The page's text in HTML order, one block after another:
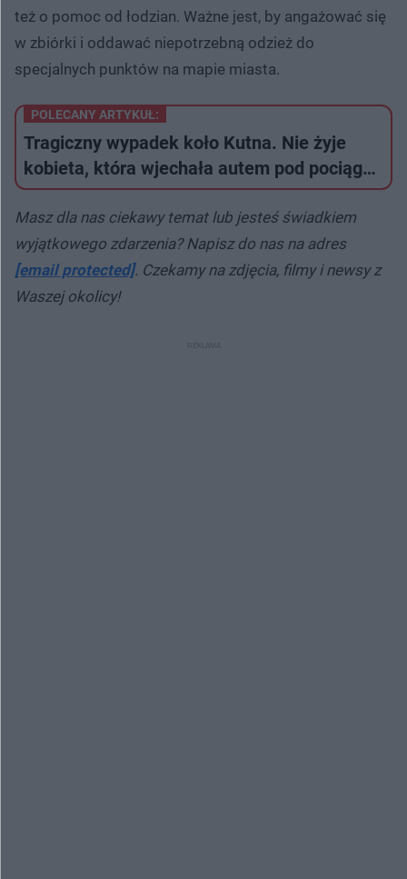
też o pomoc od łodzian. Ważne jest, by angażować się
w zbiórki i oddawać niepotrzebną odzież do
specjalnych punktów na mapie miasta.
POLECANY ARTYKUŁ:
Tragiczny wypadek koło Kutna. Nie żyje
kobieta, która wjechała autem pod pociąg…
Masz dla nas ciekawy temat lub jesteś świadkiem
wyjątkowego zdarzenia? Napisz do nas na adres
[email protected]. Czekamy na zdjęcia, filmy i newsy z
Waszej okolicy!